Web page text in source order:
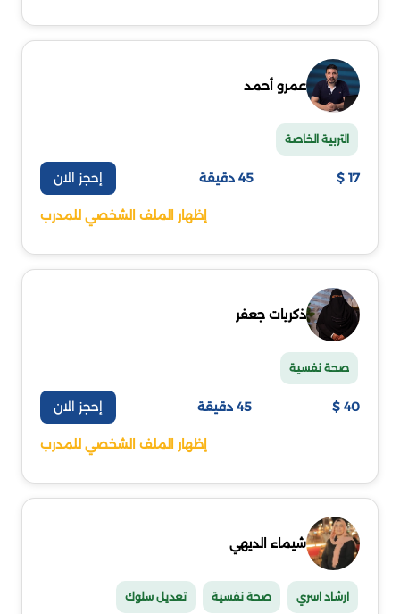
عمرو أحمد
التربية الخاصة
17 $ 45 دقيقة إحجز الان
إظهار الملف الشخصي للمدرب
ذكريات جعفر
صحة نفسية
40 $ 45 دقيقة إحجز الان
إظهار الملف الشخصي للمدرب
شيماء الديهي
ارشاد اسري صحة نفسية تعديل سلوك